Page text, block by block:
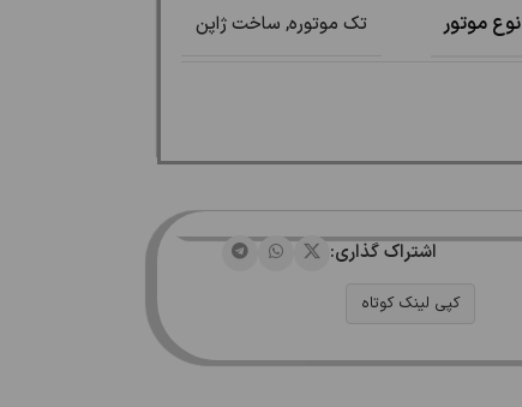
نوع موتور تک موتوره, ساخت ژاپن
اشتراک گذاری:
کپی لینک کوتاه